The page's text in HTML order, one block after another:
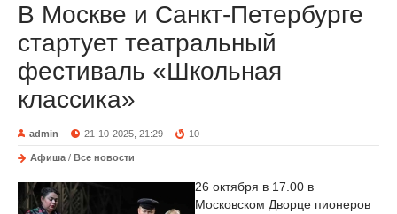
В Москве и Санкт-Петербурге
стартует театральный
фестиваль «Школьная
классика»
admin 21-10-2025, 21:29 10
Афиша / Все новости
26 октября в 17.00 в
Московском Дворце пионеров